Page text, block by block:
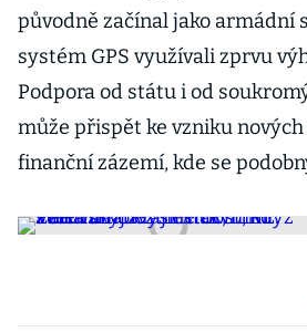
původně začínal jako armádní
systém GPS využívali zprvu
Podpora od státu i od
může přispět ke vzniku
finanční zázemí, kde se